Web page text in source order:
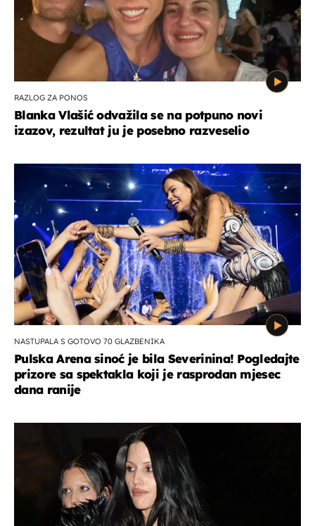
RAZLOG ZA PONOS
Blanka Vlašić odvažila se na potpuno novi
izazov, rezultat ju je posebno razveselio
NASTUPALA S GOTOVO 70 GLAZBENIKA
Pulska Arena sinoć je bila Severinina! Pogledajte
prizore sa spektakla koji je rasprodan mjesec
dana ranije